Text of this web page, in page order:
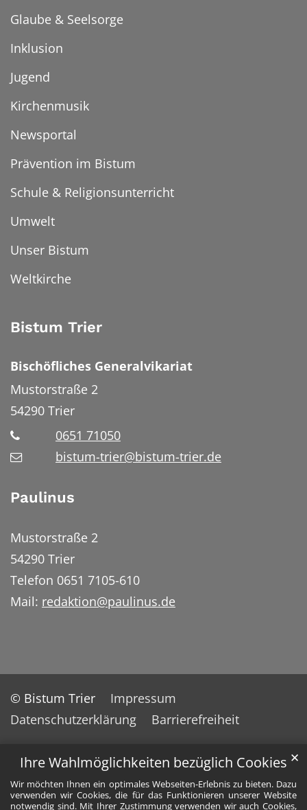
Ihre Wahlmöglichkeiten bezüglich Cookies
Wir möchten Ihnen ein optimales Webseiten-Erlebnis zu bieten. Dazu
verwenden wir Cookies, die für das Funktionieren unserer Website
notwendig sind. Mit Ihrer Zustimmung verwenden wir auch Cookies,
✕
Glaube & Seelsorge
Inklusion
Jugend
Kirchenmusik
Newsportal
Prävention im Bistum
Schule & Religionsunterricht
Umwelt
Unser Bistum
Weltkirche
Bistum Trier
Bischöfliches Generalvikariat
Mustorstraße 2
54290 Trier
0651 71050
bistum-trier@bistum-trier.de
Paulinus
Mustorstraße 2
54290 Trier
Telefon 0651 7105-610
Mail: redaktion@paulinus.de
© Bistum Trier
Impressum
Datenschutzerklärung
Barrierefreiheit